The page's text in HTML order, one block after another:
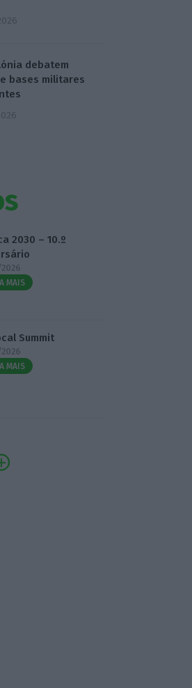
debatem
bases militares
2030 – 10.º
2026
MAIS
Summit
2026
MAIS